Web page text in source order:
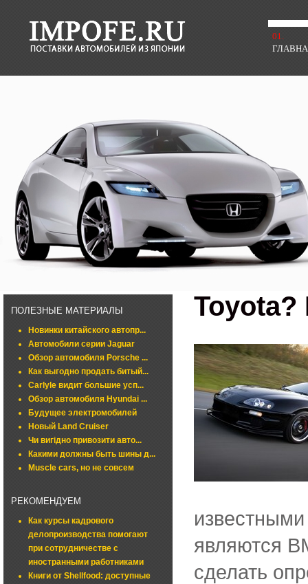
01.
ПОЛЕЗНЫЕ МАТЕРИАЛЫ
Новинки китайского автопр...
Автомобили серии Jaguar
Обзор автомобиля Porsche ...
Как выгодно продать битый...
Carlyle видит большие усп...
Обзор автомобиля Hyundai ...
Будущее электромобилей
Новый Land Cruiser
Чи вигідно привозити авто...
Какими должны быть шины д...
Muscle cars, но не совсем
РЕКОМЕНДУЕМ
Как курсы кадрового
делопроизводства помогают
при сотрудничестве с
иностранными работниками
Книги от Shellfood: доступные
Toyota?
являются
сделать